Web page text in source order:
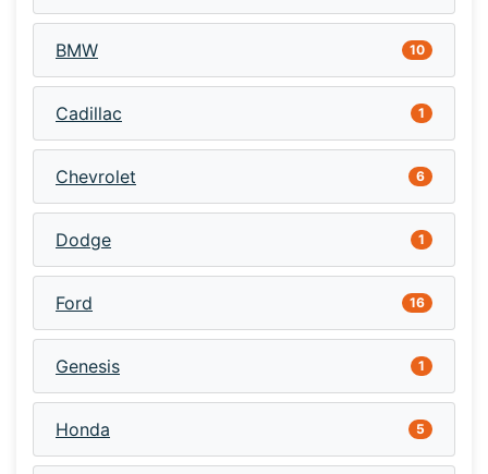
BMW 10
Cadillac 1
Chevrolet 6
Dodge 1
Ford 16
Genesis 1
Honda 5